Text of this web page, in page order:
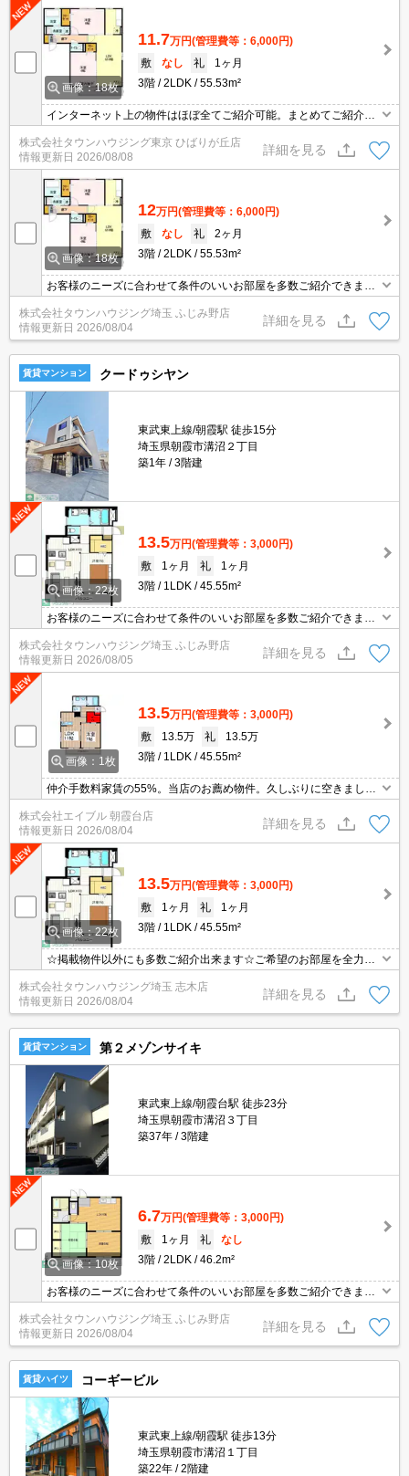
画像：18枚
11.7万円(管理費等：6,000円)
敷
なし 礼
1ヶ月
3階
2LDK 55.53m²
インターネット上の物件はほぼ全てご紹介可能。まとめてご紹介致
します。お気軽にお問合せください。お部屋探しは情報量地域ナン
バー1のタウンハウジングまで。
株式会社タウンハウジング東京 ひばりが丘店
情報更新日 2026/08/08
詳細を見る
画像：18枚
12万円(管理費等：6,000円)
敷
なし 礼
2ヶ月
3階
2LDK 55.53m²
お客様のニーズに合わせて条件のいいお部屋を多数ご紹介できます♪
情報数No.1のタウンハウジングまで是非お問い合わせください！
株式会社タウンハウジング埼玉 ふじみ野店
情報更新日 2026/08/04
詳細を見る
賃貸マンション クードゥシヤン
東武東上線/朝霞駅 徒歩15分
埼玉県朝霞市溝沼２丁目
築1年
3階建
画像：22枚
13.5万円(管理費等：3,000円)
敷
1ヶ月 礼
1ヶ月
3階
1LDK 45.55m²
お客様のニーズに合わせて条件のいいお部屋を多数ご紹介できます♪
情報数No.1のタウンハウジングまで是非お問い合わせください！
株式会社タウンハウジング埼玉 ふじみ野店
情報更新日 2026/08/05
詳細を見る
画像：1枚
13.5万円(管理費等：3,000円)
敷
13.5万 礼
13.5万
3階
1LDK 45.55m²
仲介手数料家賃の55%。当店のお薦め物件。久しぶりに空きまし
た。人気のオートロック付マンション。敷地内防犯カメラ設置。便
利な宅配BOX。都市ガス使用。システムキッチン。独立洗面台。追
焚給湯。設備充実。
株式会社エイブル 朝霞台店
情報更新日 2026/08/04
詳細を見る
画像：22枚
13.5万円(管理費等：3,000円)
敷
1ヶ月 礼
1ヶ月
3階
1LDK 45.55m²
☆掲載物件以外にも多数ご紹介出来ます☆ご希望のお部屋を全力で
お探しさせて頂きます♪
株式会社タウンハウジング埼玉 志木店
情報更新日 2026/08/04
詳細を見る
賃貸マンション 第２メゾンサイキ
東武東上線/朝霞台駅 徒歩23分
埼玉県朝霞市溝沼３丁目
築37年
3階建
画像：10枚
6.7万円(管理費等：3,000円)
敷
1ヶ月 礼
なし
3階
2LDK 46.2m²
お客様のニーズに合わせて条件のいいお部屋を多数ご紹介できます♪
情報数No.1のタウンハウジングまで是非お問い合わせください！
株式会社タウンハウジング埼玉 ふじみ野店
情報更新日 2026/08/04
詳細を見る
賃貸ハイツ コーギービル
東武東上線/朝霞駅 徒歩13分
埼玉県朝霞市溝沼１丁目
築22年
2階建